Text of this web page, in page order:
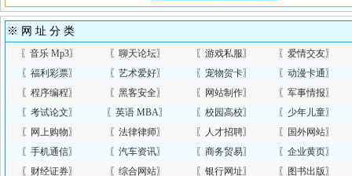
※ 网 址 分 类
〖 音乐 Mp3〗 〖 聊天论坛〗 〖 游戏私服〗 〖 爱情交友〗
〖 福利彩票〗 〖 艺术爱好〗 〖 宠物贺卡〗 〖 动漫卡通〗
〖 程序编程〗 〖 黑客安全〗 〖 网站制作〗 〖 军事情报〗
〖 考试论文〗 〖 英语 MBA〗 〖 校园高校〗 〖 少年儿童〗
〖
网上购物〗 〖 法律律师〗 〖 人才招聘〗 〖 国外网站〗
〖 手机通信〗 〖 汽车资讯〗 〖 商务贸易〗 〖 企业黄页〗
〖 财经证券〗 〖 综合网站〗 〖 银行网址〗 〖 图书出版〗